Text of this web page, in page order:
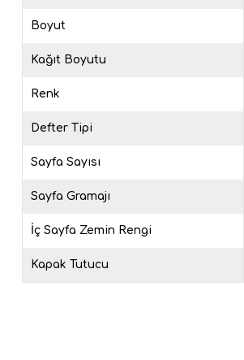
Boyut
Kağıt Boyutu
Renk
Defter Tipi
Sayfa Sayısı
Sayfa Gramajı
İç Sayfa Zemin Rengi
Kapak Tutucu